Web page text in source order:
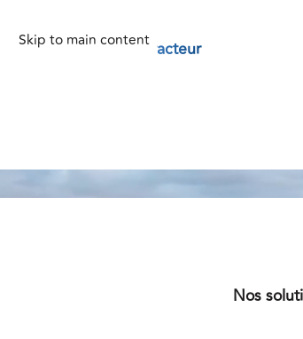
Skip to main content
Contact
, pas seulement votretracteur
Nos